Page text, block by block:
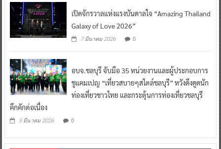
เปิดจักรวาลแห่งแรงบันดาลใจ “Amazing Thailand
Galaxy of Love 2026”
7 มีนาคม 2026 0
อบจ.ชลบุรี จับมือ 35 หน่วยงานและผู้ประกอบการ
ชูแคมเปญ “เที่ยวสบายๆสไตล์ชลบุรี” หวังดึงดูดนัก
ท่องเที่ยวชาวไทย และกระตุ้นการท่องเที่ยวชลบุรี
คึกคักต่อเนื่อง
5 มีนาคม 2026 0